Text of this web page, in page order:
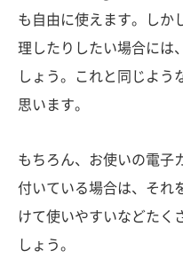
も自由に使えます。しか
理したりしたい場合には
しょう。これと同じよう
思います。
もちろん、お使いの電子
付いている場合は、それ
けて使いやすいなどたく
しょう。